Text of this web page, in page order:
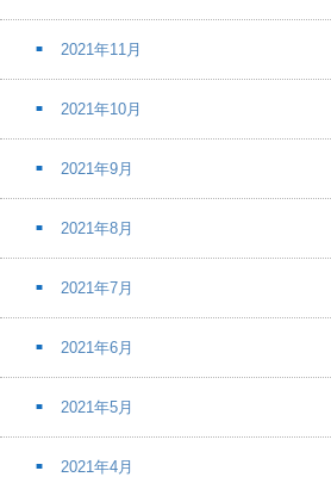
2021年11月
2021年10月
2021年9月
2021年8月
2021年7月
2021年6月
2021年5月
2021年4月